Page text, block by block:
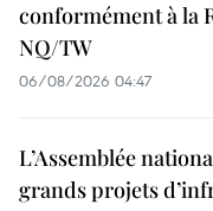
conformément à la
NQ/TW
06/08/2026 04:47
L’Assemblée
grands projets